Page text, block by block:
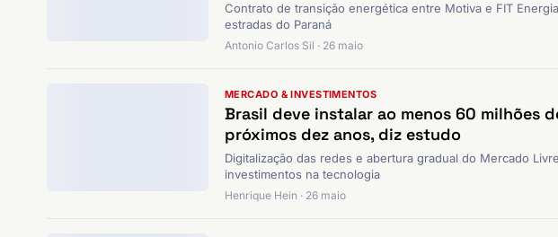
Contrato de transição energética entre Motiva e FIT
estradas do Paraná
Antonio Carlos Sil · 26 maio
MERCADO & INVESTIMENTOS
Brasil deve instalar ao menos 60 milhões
próximos dez anos, diz estudo
Digitalização das redes e abertura gradual do Mercado
investimentos na tecnologia
Henrique Hein · 26 maio